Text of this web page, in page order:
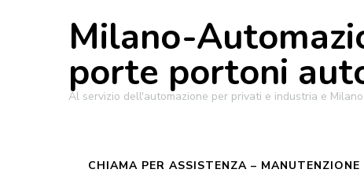
Milano-
porte portoni
Al servizio dell'automazione per privati e industria e
CHIAMA PER ASSISTENZA –